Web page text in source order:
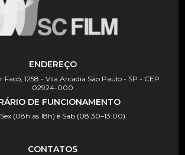
ENDEREÇO
1258 - Vila Arcadia São Paulo - SP - CEP:
02924-000
DE FUNCIONAMENTO
(08h às 18h) e Sab (08:30–13:00)
CONTATOS